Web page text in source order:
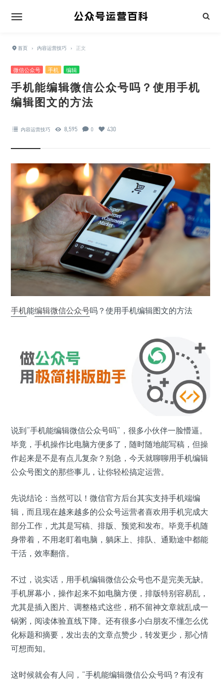
首页 › 内容运营技巧 › 正文
微信公众号 手机 编辑
手机能编辑微信公众号吗？使用手机
编辑图文的方法
内容运营技巧 8,595 0 430
手机能编辑微信公众号吗？使用手机编辑图文的方法
说到“手机能编辑微信公众号吗”，很多小伙伴一脸懵逼。
毕竟，手机操作比电脑方便多了，随时随地能写稿，但操
作起来是不是有点儿复杂？别急，今天就聊聊用手机编辑
公众号图文的那些事儿，让你轻松搞定运营。
先说结论：当然可以！微信官方后台其实支持手机端编
辑，而且现在越来越多的公众号运营者喜欢用手机完成大
部分工作，尤其是写稿、排版、预览和发布。毕竟手机随
身带着，不用老盯着电脑，躺床上、排队、通勤途中都能
干活，效率翻倍。
不过，说实话，用手机编辑微信公众号也不是完美无缺。
手机屏幕小，操作起来不如电脑方便，排版特别容易乱，
尤其是插入图片、调整格式这些，稍不留神文章就乱成一
锅粥，阅读体验直线下降。还有很多小白朋友不懂怎么优
化标题和摘要，发出去的文章点赞少，转发更少，那心情
可想而知。
这时候就会有人问，“手机能编辑微信公众号吗？有没有